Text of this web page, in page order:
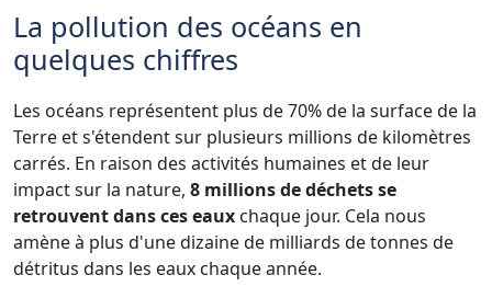
La pollution des océans en
quelques chiffres
Les océans représentent plus de 70% de la surface de la
Terre et s'étendent sur plusieurs millions de kilomètres
carrés. En raison des activités humaines et de leur
impact sur la nature, 8 millions de déchets se
retrouvent dans ces eaux chaque jour. Cela nous
amène à plus d'une dizaine de milliards de tonnes de
détritus dans les eaux chaque année.